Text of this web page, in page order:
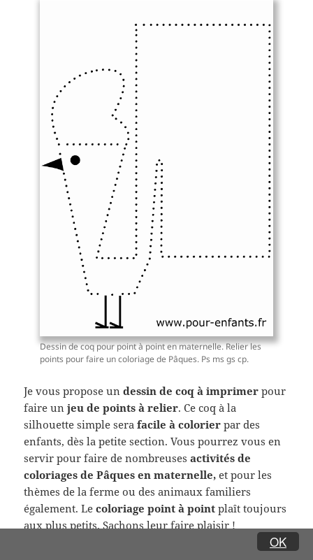
OK
Dessin de coq pour point à point en maternelle. Relier les
points pour faire un coloriage de Pâques. Ps ms gs cp.
Je vous propose undessin de coq à imprimer pour
faire unjeu de points à relier. Ce coq à la
silhouette simple serafacile à colorier par des
enfants, dès la petite section. Vous pourrez vous en
servir pour faire de nombreusesactivités de
coloriages de Pâques en maternelle, et pour les
thèmes de la ferme ou des animaux familiers
également. Le coloriage point à pointplaît toujours
aux plus petits. Sachons leur faire plaisir !